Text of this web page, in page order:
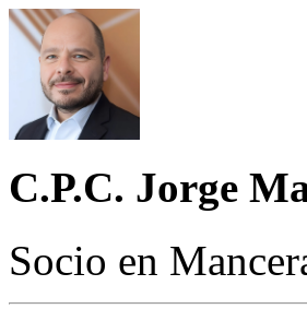
C.P.C. Jorge
Socio en